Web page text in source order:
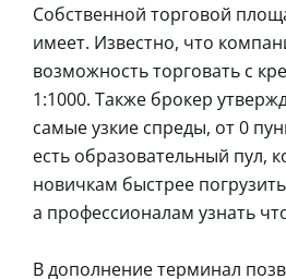
Собственной торговой
имеет. Известно, что
возможность торговать с
1:1000. Также брокер
самые узкие спреды, от 0
есть образовательный пул,
новичкам быстрее
а профессионалам узнать
В дополнение терминал